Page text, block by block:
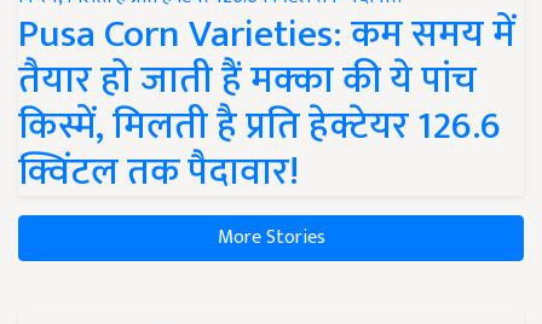
Pusa Corn Varieties: कम समय में
तैयार हो जाती हैं मक्का की ये पांच
किस्में, मिलती है प्रति हेक्टेयर 126.6
क्विंटल तक पैदावार!
More Stories